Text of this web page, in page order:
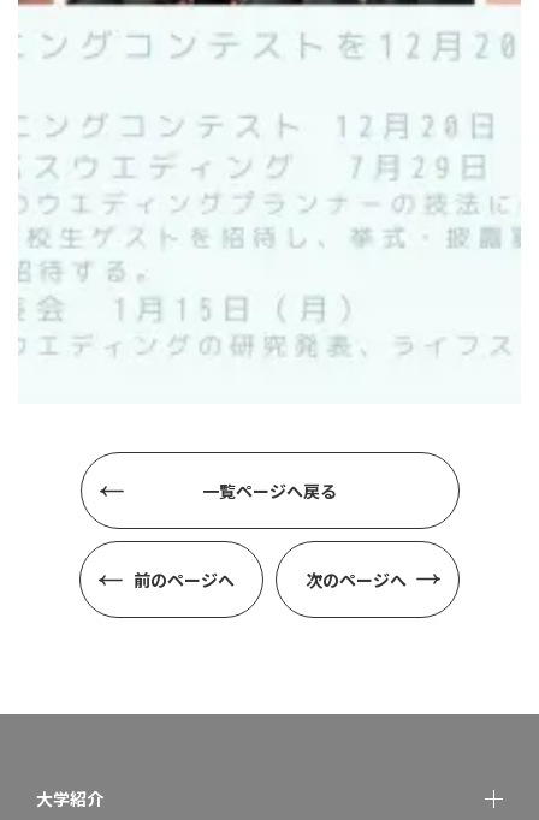
前のページへ
一覧ページへ戻る
次のページへ
大学紹介